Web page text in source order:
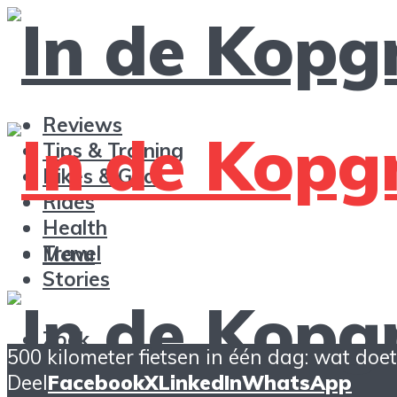
Reviews
Tips & Training
Bikes & Gear
Rides
Health
Travel
Stories
Zoek
Menu
500 kilometer fietsen in één dag: wat
DeelFacebookXLinkedInWhatsApp